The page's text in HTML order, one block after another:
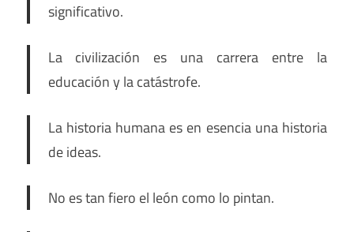
significativo.
La civilización es una carrera entre la
educación y la catástrofe.
La historia humana es en esencia una historia
de ideas.
No es tan fiero el león como lo pintan.